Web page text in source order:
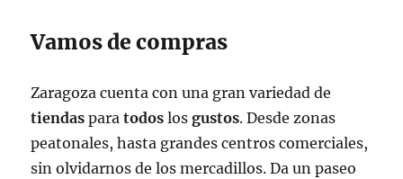
Vamos de compras
Zaragoza cuenta con una gran variedad de
tiendas paratodos losgustos. Desde zonas
peatonales, hasta grandes centros comerciales,
sin olvidarnos de los mercadillos. Da un paseo